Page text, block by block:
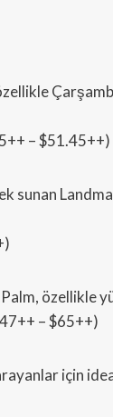
– $51.45++)
sunan
özellikle
– $65++)
için